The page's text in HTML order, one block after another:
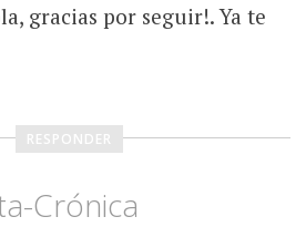
gracias por seguir!. Ya te
RESPONDER
Crónica